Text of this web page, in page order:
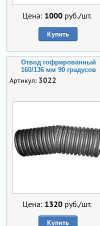
Цена: 1000руб./шт.
Купить
Отвод гофрированный
160/136 мм 90 градусов
Артикул: 3022
Цена: 1320руб./шт.
Купить